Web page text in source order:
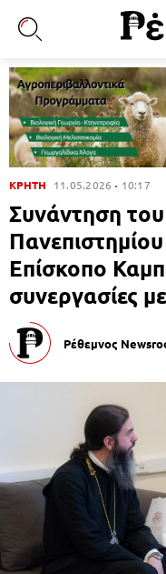
ΚΡΗΤΗ 11.05.2026 10:17
Συνάντηση
Επίσκοπο
συνεργασίες
Ρέθεμνος